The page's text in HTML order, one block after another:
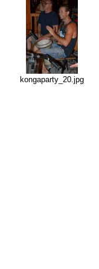
kongaparty_20.jpg